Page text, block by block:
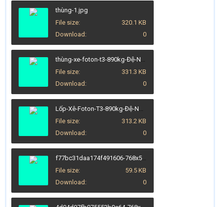
thùng-1.jpg
File size
320.1 KB
Download
0
thùng-xe-foton-t3-890kg-Đệ-Nhất-Ô-Tô-Tuyên-Quang.jpg
File size
331.3 KB
Download
0
Lốp-Xê-Foton-T3-890kg-Đệ-Nhất-Oto-Tuyên-Quang.jpg
File size
313.2 KB
Download
0
f77bc31daa174f491606-768x576.jpg
File size
59.5 KB
Download
0